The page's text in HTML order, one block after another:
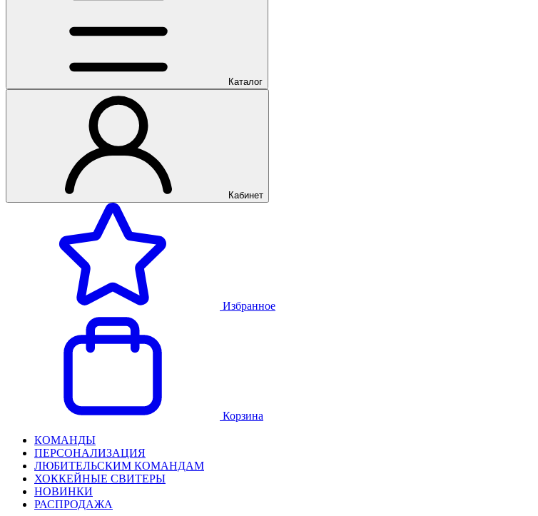
Каталог
Кабинет
Избранное
Корзина
КОМАНДЫ
ПЕРСОНАЛИЗАЦИЯ
ЛЮБИТЕЛЬСКИМ КОМАНДАМ
ХОККЕЙНЫЕ СВИТЕРЫ
НОВИНКИ
РАСПРОДАЖА